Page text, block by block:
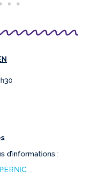
d’informations :